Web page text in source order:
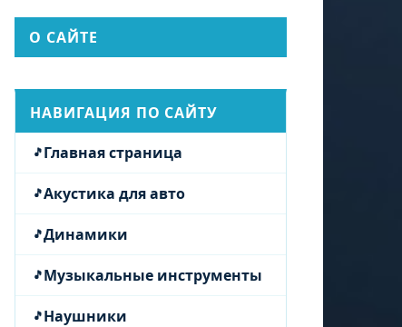
О САЙТЕ
НАВИГАЦИЯ ПО САЙТУ
Главная страница
Акустика для авто
Динамики
Музыкальные инструменты
Наушники